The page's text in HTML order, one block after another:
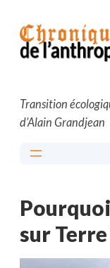
contenu
Transition
d’Alain Grandjean
sur Terre